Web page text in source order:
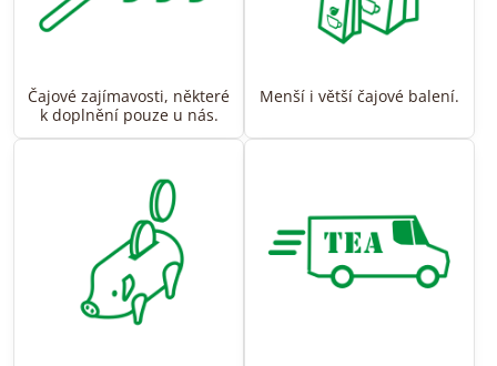
Čajové zajímavosti, některé
k doplnění pouze u nás.
Menší i větší čajové balení.